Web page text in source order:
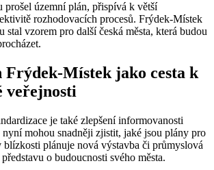
prošel územní plán, přispívá k větší
rozhodovacích procesů. Frýdek-Místek
stal vzorem pro další česká města, která budou
Frýdek-Místek jako cesta k
veřejnosti
je také zlepšení informovanosti
mohou snadněji zjistit, jaké jsou plány pro
plánuje nová výstavba či průmyslová
o budoucnosti svého města.